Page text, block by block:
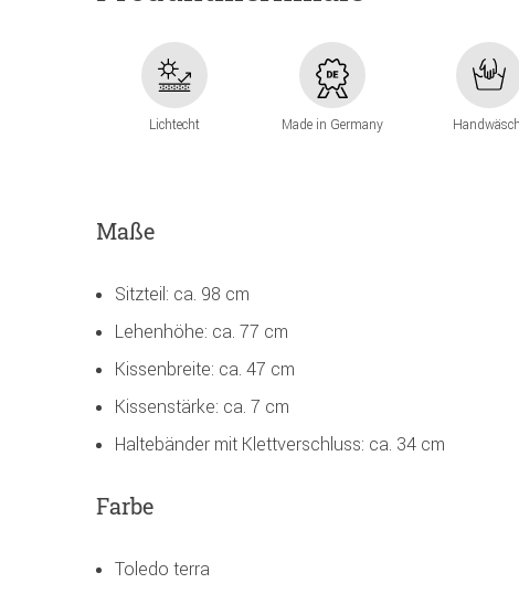
Lichtecht Made in Germany
Maße
Sitzteil: ca. 98 cm
Lehenhöhe: ca. 77 cm
Kissenbreite: ca. 47 cm
Kissenstärke: ca. 7 cm
Haltebänder mit Klettverschluss: ca. 34 cm
Farbe
Toledo terra